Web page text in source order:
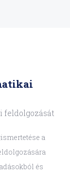
feldolgozását
a
és